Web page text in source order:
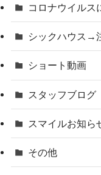
コロナウイルス
シックハウス→
ショート動画
スタッフブログ
スマイルお知ら
その他